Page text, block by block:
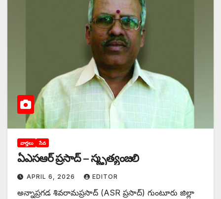
వార్తలు సేవ
ఏఎసఆర్ ప్రసాద్ – స్మృత్యంజలి
APRIL 6, 2026 EDITOR
అన్నాప్రగడ శివరామప్రసాద్ (ASR ప్రసాద్) గుంటూరు జిల్లా